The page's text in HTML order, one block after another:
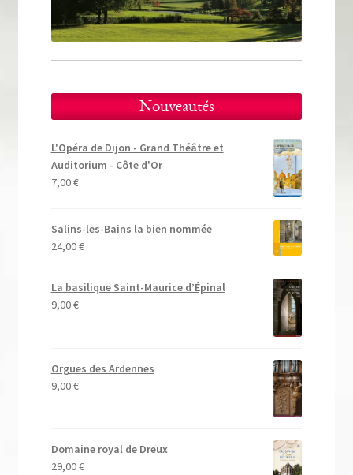
Tous nos livres
La qualité Lieux Dits
Qui sommes-nous ?
Les éditions Lieux Dits
Nouveautés
L'Opéra de Dijon - Grand Théâtre et
Auditorium - Côte d'Or
7,00€
Salins-les-Bains la bien nommée
24,00€
La basilique Saint-Maurice d’Épinal
9,00€
Orgues des Ardennes
9,00€
Domaine royal de Dreux
29,00€